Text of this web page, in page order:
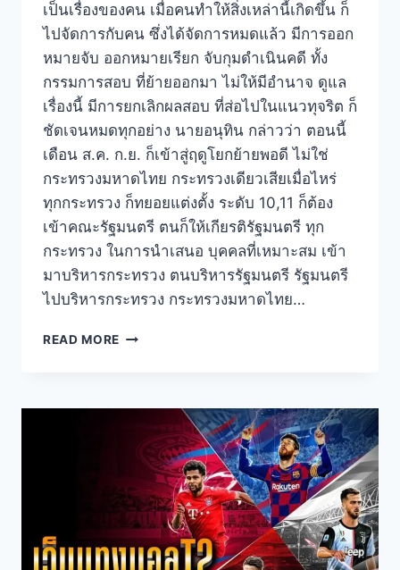
เป็นเรื่องของคน เมื่อคนทำให้สิ่งเหล่านี้เกิดขึ้น ก็
ไปจัดการกับคน ซึ่งได้จัดการหมดแล้ว มีการออก
หมายจับ ออกหมายเรียก จับกุมดำเนินคดี ทั้ง
กรรมการสอบ ที่ย้ายออกมา ไม่ให้มีอำนาจ ดูแล
เรื่องนี้ มีการยกเลิกผลสอบ ที่ส่อไปในแนวทุจริต ก็
ชัดเจนหมดทุกอย่าง นายอนุทิน กล่าวว่า ตอนนี้
เดือน ส.ค. ก.ย. ก็เข้าสู่ฤดูโยกย้ายพอดี ไม่ใช่
กระทรวงมหาดไทย กระทรวงเดียวเสียเมื่อไหร่
ทุกกระทรวง ก็ทยอยแต่งตั้ง ระดับ 10,11 ก็ต้อง
เข้าคณะรัฐมนตรี ตนก็ให้เกียรติรัฐมนตรี ทุก
กระทรวง ในการนำเสนอ บุคคลที่เหมาะสม เข้า
มาบริหารกระทรวง ตนบริหารรัฐมนตรี รัฐมนตรี
ไปบริหารกระทรวง กระทรวงมหาดไทย…
READ MORE